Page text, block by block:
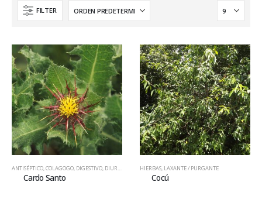
FILTER
ANTISÉPTICO,COLAGOGO, DIGESTIVO, DIURETICO HIERBAS
Cardo Santo
HIERBAS, LAXANTE / PURGANTE
Cocú